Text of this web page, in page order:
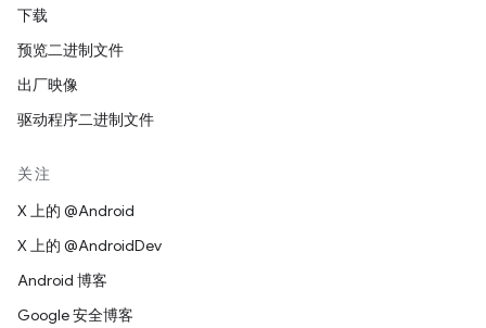
下载
预览二进制文件
出厂映像
驱动程序二进制文件
关注
X 上的 @Android
X 上的 @AndroidDev
Android 博客
Google 安全博客